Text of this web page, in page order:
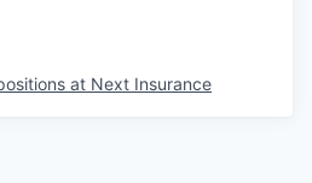
at Next Insurance